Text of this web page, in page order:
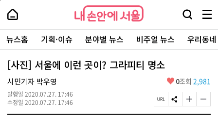
본
로
가
내
손
안
에
서
울
-
서
울
시
대
표
소
내
손
에
울
검
창
열
기
메
뉴
전
체
보
주
요
서
뉴스홈 기획·이슈 분야별 뉴스 비주얼 뉴스 우리동
[사진] 서울에 이런 곳이? 그라피티 명소
시민기자 박우영
발행일 2020.07.27. 17:46
수정일 2020.07.27. 17:46
좋
요
0조회 2,981
페
이
S
N
글
자
글
자
페
상
단
로